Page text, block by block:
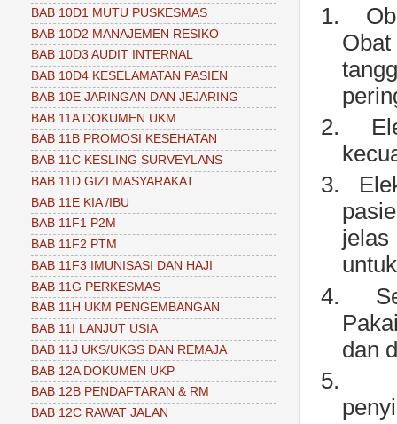
1.
2.
3.
4.
dan
5.
BAB 10D1 MUTU PUSKESMAS
BAB 10D2 MANAJEMEN RESIKO
BAB 10D3 AUDIT INTERNAL
BAB 10D4 KESELAMATAN PASIEN
BAB 10E JARINGAN DAN JEJARING
BAB 11A DOKUMEN UKM
BAB 11B PROMOSI KESEHATAN
BAB 11C KESLING SURVEYLANS
BAB 11D GIZI MASYARAKAT
BAB 11E KIA /IBU
BAB 11F1 P2M
BAB 11F2 PTM
BAB 11F3 IMUNISASI DAN HAJI
BAB 11G PERKESMAS
BAB 11H UKM PENGEMBANGAN
BAB 11I LANJUT USIA
BAB 11J UKS/UKGS DAN REMAJA
BAB 12A DOKUMEN UKP
BAB 12B PENDAFTARAN & RM
BAB 12C RAWAT JALAN